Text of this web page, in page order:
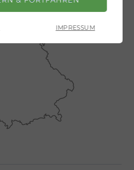
IMPRESSUM